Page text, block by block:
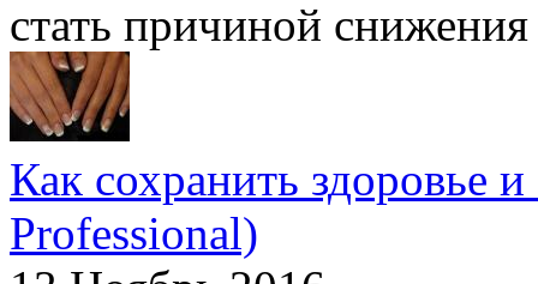
стать причиной
Как сохранить здоровье
Professional)